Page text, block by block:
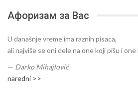
Афоризам за Вас
U današnje vreme ima raznih pisaca,
ali najviše se oni dele na one koji pišu i one
— Darko Mihajlović
naredni >>